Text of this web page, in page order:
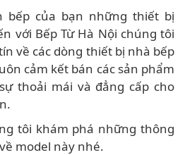
bếp của bạn những thiết bị
với Bếp Từ Hà Nội chúng tôi
về các dòng thiết bị nhà bếp
cảm kết bán các sản phẩm
thoải mái và đẳng cấp cho
tôi khám phá những thông
model này nhé.